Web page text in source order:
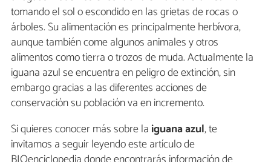
tomando el sol o escondido en las grietas de rocas o
árboles. Su alimentación es principalmente herbívora,
aunque también come algunos animales y otros
alimentos como tierra o trozos de muda. Actualmente la
iguana azul se encuentra en peligro de extinción, sin
embargo gracias a las diferentes acciones de
conservación su población va en incremento.
Si quieres conocer más sobre la iguana azul, te
invitamos a seguir leyendo este artículo de